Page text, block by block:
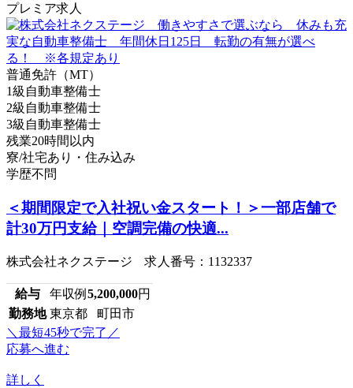
プレミア求人
普通免許（MT）
1級自動車整備士
2級自動車整備士
3級自動車整備士
残業20時間以内
寮/社宅あり・住み込み
学歴不問
＜期間限定で入社祝い金スタート！＞一部店舗で
計30万円支給｜空調完備の快適...
株式会社ネクステージ 求人番号：1132337
給与 年収例 5,200,000円
勤務地 東京都 町田市
＼最短45秒で完了／
応募へ進む
詳しく